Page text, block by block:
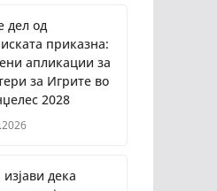
дел од
приказна:
апликации за
за Игрите во
2028
дека